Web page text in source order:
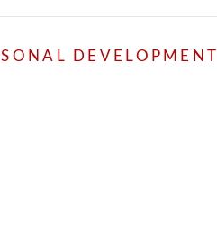
DEVELOPMENT